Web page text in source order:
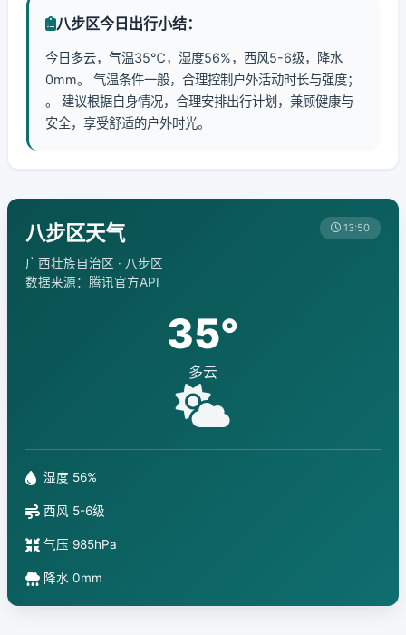
八步区今日出行小结：
今日多云，气温35℃，湿度56%，西风5-6级，降水
0mm。 气温条件一般，合理控制户外活动时长与强度；
。 建议根据自身情况，合理安排出行计划，兼顾健康与
安全，享受舒适的户外时光。
八步区天气
广西壮族自治区 · 八步区
数据来源：腾讯官方API
13:50
35°
多云
湿度 56%
西风 5-6级
气压 985hPa
降水 0mm